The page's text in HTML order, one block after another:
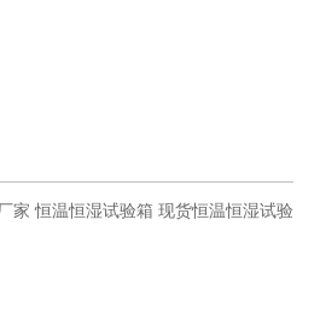
家 恒温恒湿试验箱 现货恒温恒湿试验